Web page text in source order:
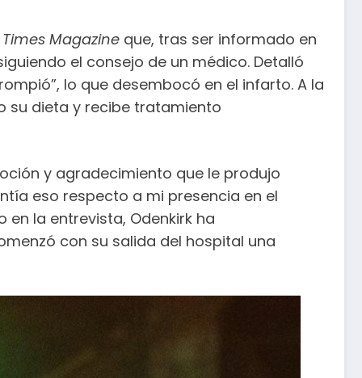
Magazine que, tras ser informado en
el consejo de un médico. Detalló
lo que desembocó en el infarto. A la
su dieta y recibe tratamiento
y agradecimiento que le produjo
eso respecto a mi presencia en el
en la entrevista, Odenkirk ha
con su salida del hospital una